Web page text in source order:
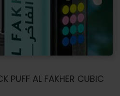
PUFF AL FAKHER CUBIC